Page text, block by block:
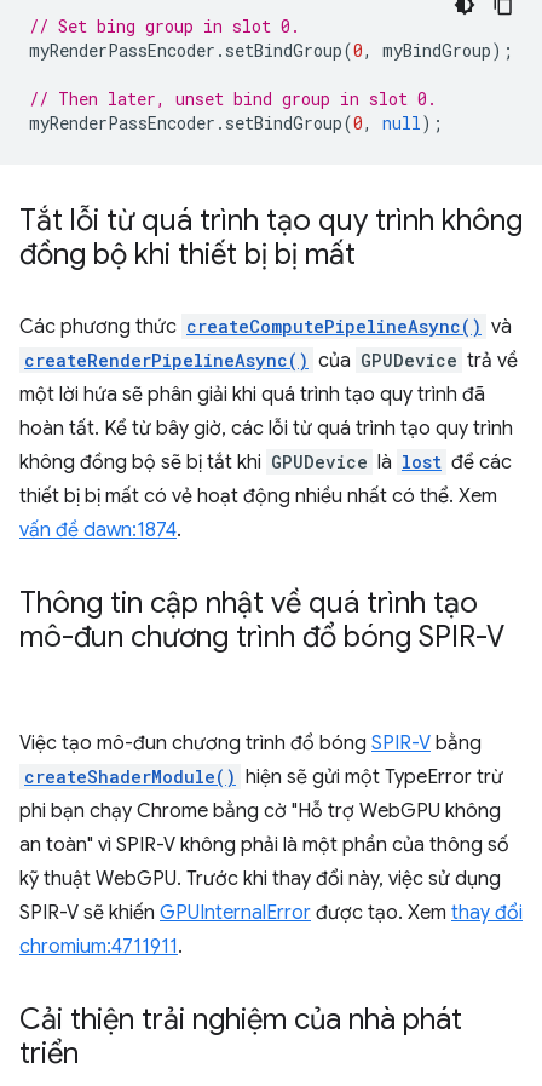
// Set bing group in slot 0.
myRenderPassEncoder . setBindGroup(0, myBindGroup);
// Then later, unset bind group in slot 0.
myRenderPassEncoder . setBindGroup(0, null);
Tắt lỗi từ quá trình tạo quy trình không
đồng bộ khi thiết bị bị mất
Các phương thức createComputePipelineAsync() và
createRenderPipelineAsync() của GPUDevice trả về
một lời hứa sẽ phân giải khi quá trình tạo quy trình đã
hoàn tất. Kể từ bây giờ, các lỗi từ quá trình tạo quy trình
không đồng bộ sẽ bị tắt khi GPUDevice là lost để các
thiết bị bị mất có vẻ hoạt động nhiều nhất có thể. Xem
vấn đề dawn:1874.
Thông tin cập nhật về quá trình tạo
mô-đun chương trình đổ bóng SPIR-V
Việc tạo mô-đun chương trình đổ bóng SPIR-V bằng
createShaderModule() hiện sẽ gửi một TypeError trừ
phi bạn chạy Chrome bằng cờ "Hỗ trợ WebGPU không
an toàn" vì SPIR-V không phải là một phần của thông số
kỹ thuật WebGPU. Trước khi thay đổi này, việc sử dụng
SPIR-V sẽ khiến GPUInternalError được tạo. Xem thay đổi
chromium:4711911.
Cải thiện trải nghiệm của nhà phát
triển